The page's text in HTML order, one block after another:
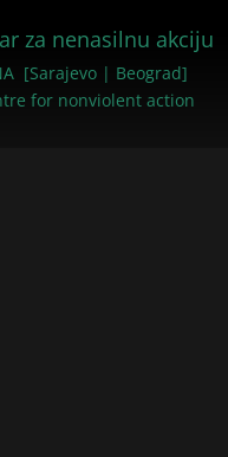
za nenasilnu akciju
[Sarajevo | Beograd]
for nonviolent action